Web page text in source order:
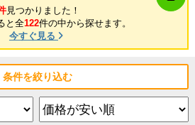
見つかりました！
と全122件の中から探せます。
今すぐ見る
条件を絞り込む